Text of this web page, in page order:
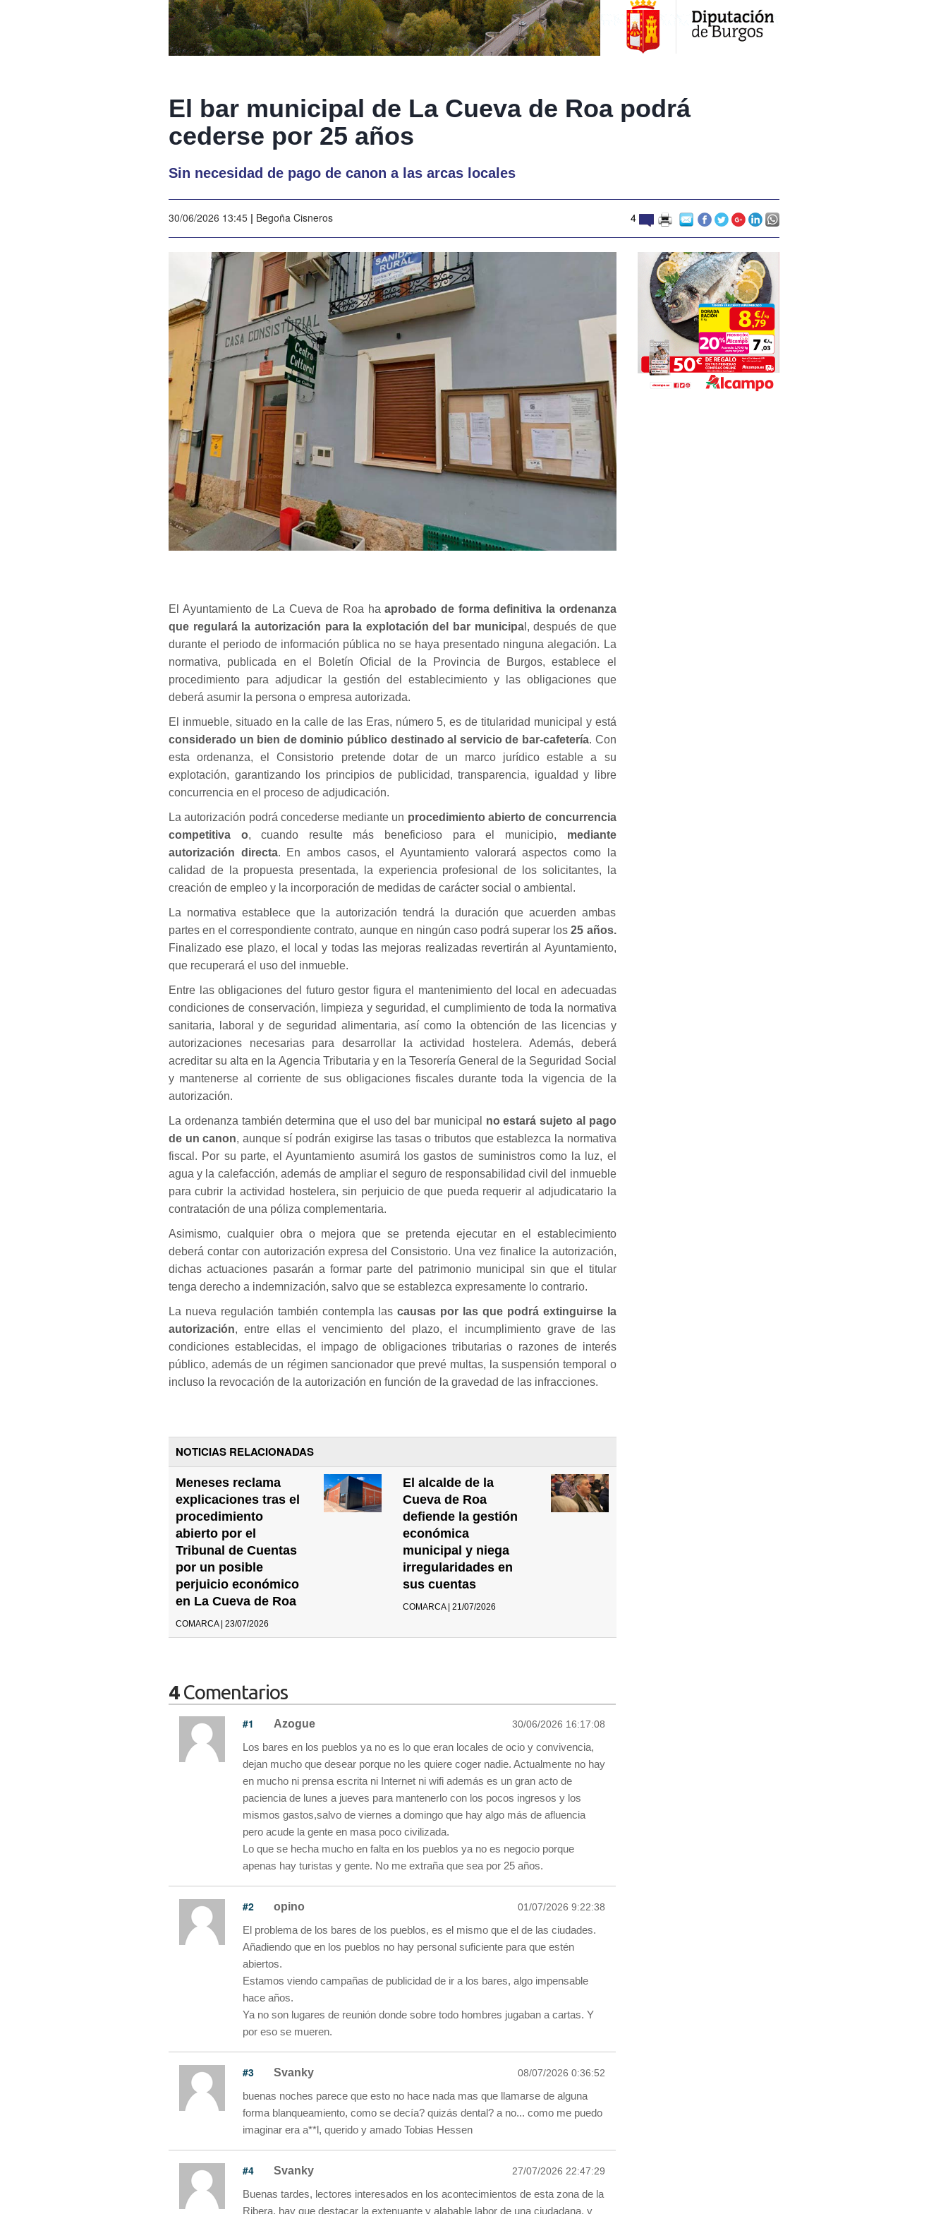
El bar municipal de La Cueva de Roa podrá
cederse por 25 años
Sin necesidad de pago de canon a las arcas locales
30/06/2026 13:45 | Begoña Cisneros 4
El Ayuntamiento de La Cueva de Roa ha aprobado de forma definitiva la ordenanza
que regulará la autorización para la explotación del bar municipal, después de que
durante el periodo de información pública no se haya presentado ninguna alegación. La
normativa, publicada en el Boletín Oficial de la Provincia de Burgos, establece el
procedimiento para adjudicar la gestión del establecimiento y las obligaciones que
deberá asumir la persona o empresa autorizada.
El inmueble, situado en la calle de las Eras, número 5, es de titularidad municipal y está
considerado un bien de dominio público destinado al servicio de bar-cafetería. Con
esta ordenanza, el Consistorio pretende dotar de un marco jurídico estable a su
explotación, garantizando los principios de publicidad, transparencia, igualdad y libre
concurrencia en el proceso de adjudicación.
La autorización podrá concederse mediante un procedimiento abierto de concurrencia
competitiva o, cuando resulte más beneficioso para el municipio, mediante
autorización directa. En ambos casos, el Ayuntamiento valorará aspectos como la
calidad de la propuesta presentada, la experiencia profesional de los solicitantes, la
creación de empleo y la incorporación de medidas de carácter social o ambiental.
La normativa establece que la autorización tendrá la duración que acuerden ambas
partes en el correspondiente contrato, aunque en ningún caso podrá superar los 25 años.
Finalizado ese plazo, el local y todas las mejoras realizadas revertirán al Ayuntamiento,
que recuperará el uso del inmueble.
Entre las obligaciones del futuro gestor figura el mantenimiento del local en adecuadas
condiciones de conservación, limpieza y seguridad, el cumplimiento de toda la normativa
sanitaria, laboral y de seguridad alimentaria, así como la obtención de las licencias y
autorizaciones necesarias para desarrollar la actividad hostelera. Además, deberá
acreditar su alta en la Agencia Tributaria y en la Tesorería General de la Seguridad Social
y mantenerse al corriente de sus obligaciones fiscales durante toda la vigencia de la
autorización.
La ordenanza también determina que el uso del bar municipal no estará sujeto al pago
de un canon, aunque sí podrán exigirse las tasas o tributos que establezca la normativa
fiscal. Por su parte, el Ayuntamiento asumirá los gastos de suministros como la luz, el
agua y la calefacción, además de ampliar el seguro de responsabilidad civil del inmueble
para cubrir la actividad hostelera, sin perjuicio de que pueda requerir al adjudicatario la
contratación de una póliza complementaria.
Asimismo, cualquier obra o mejora que se pretenda ejecutar en el establecimiento
deberá contar con autorización expresa del Consistorio. Una vez finalice la autorización,
dichas actuaciones pasarán a formar parte del patrimonio municipal sin que el titular
tenga derecho a indemnización, salvo que se establezca expresamente lo contrario.
La nueva regulación también contempla lascausas por las que podrá extinguirse la
autorización, entre ellas el vencimiento del plazo, el incumplimiento grave de las
condiciones establecidas, el impago de obligaciones tributarias o razones de interés
público, además de un régimen sancionador que prevé multas, la suspensión temporal o
incluso la revocación de la autorización en función de la gravedad de las infracciones.
NOTICIAS RELACIONADAS
Meneses reclama
explicaciones tras el
procedimiento
abierto por el
Tribunal de Cuentas
por un posible
perjuicio económico
en La Cueva de Roa
COMARCA | 23/07/2026
El alcalde de la
Cueva de Roa
defiende la gestión
económica
municipal y niega
irregularidades en
sus cuentas
COMARCA | 21/07/2026
4Comentarios
#1 Azogue 30/06/2026 16:17:08
Los bares en los pueblos ya no es lo que eran locales de ocio y convivencia,
dejan mucho que desear porque no les quiere coger nadie. Actualmente no hay
en mucho ni prensa escrita ni Internet ni wifi además es un gran acto de
paciencia de lunes a jueves para mantenerlo con los pocos ingresos y los
mismos gastos,salvo de viernes a domingo que hay algo más de afluencia
pero acude la gente en masa poco civilizada.
Lo que se hecha mucho en falta en los pueblos ya no es negocio porque
apenas hay turistas y gente. No me extraña que sea por 25 años.
#2 opino 01/07/2026 9:22:38
El problema de los bares de los pueblos, es el mismo que el de las ciudades.
Añadiendo que en los pueblos no hay personal suficiente para que estén
abiertos.
Estamos viendo campañas de publicidad de ir a los bares, algo impensable
hace años.
Ya no son lugares de reunión donde sobre todo hombres jugaban a cartas. Y
por eso se mueren.
#3 Svanky 08/07/2026 0:36:52
buenas noches parece que esto no hace nada mas que llamarse de alguna
forma blanqueamiento, como se decía? quizás dental? a no... como me puedo
imaginar era a**l, querido y amado Tobias Hessen
#4 Svanky 27/07/2026 22:47:29
Buenas tardes, lectores interesados en los acontecimientos de esta zona de la
Ribera, hay que destacar la extenuante y alabable labor de una ciudadana, y